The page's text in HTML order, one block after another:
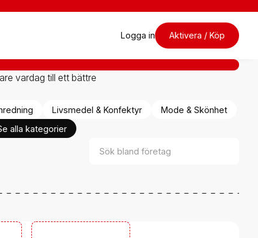
Logga in Aktivera / Köp
vardag till ett bättre
Livsmedel & Konfektyr
Mode & Skönhet
alla kategorier